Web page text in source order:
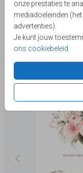
onze prestaties te
mediadoeleinden
advertenties).
Je kunt jouw
ons cookiebeleid
Lievez
Collectie
Watercolor & flowers
Deze producten